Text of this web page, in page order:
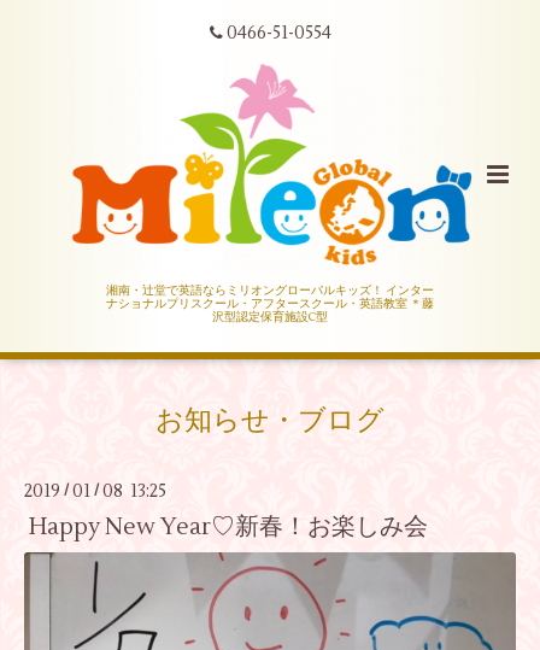
0466-51-0554
湘南・辻堂で英語ならミリオングローバルキッズ！ インター
ナショナルプリスクール・アフタースクール・英語教室 ＊藤
沢型認定保育施設C型
お知らせ・ブログ
2019 /01 /08 13:25
Happy New Year♡新春！お楽しみ会